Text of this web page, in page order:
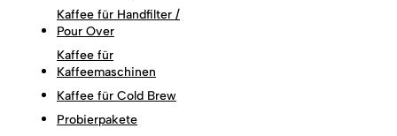
Kaffee für Handfilter /
Pour Over
Kaffee für
Kaffeemaschinen
Kaffee für Cold Brew
Probierpakete